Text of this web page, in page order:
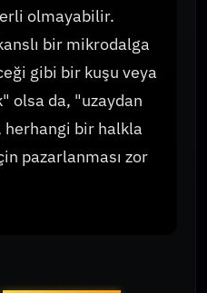
olmayabilir.
bir mikrodalga
gibi bir kuşu veya
olsa da, "uzaydan
herhangi bir halkla
pazarlanması zor